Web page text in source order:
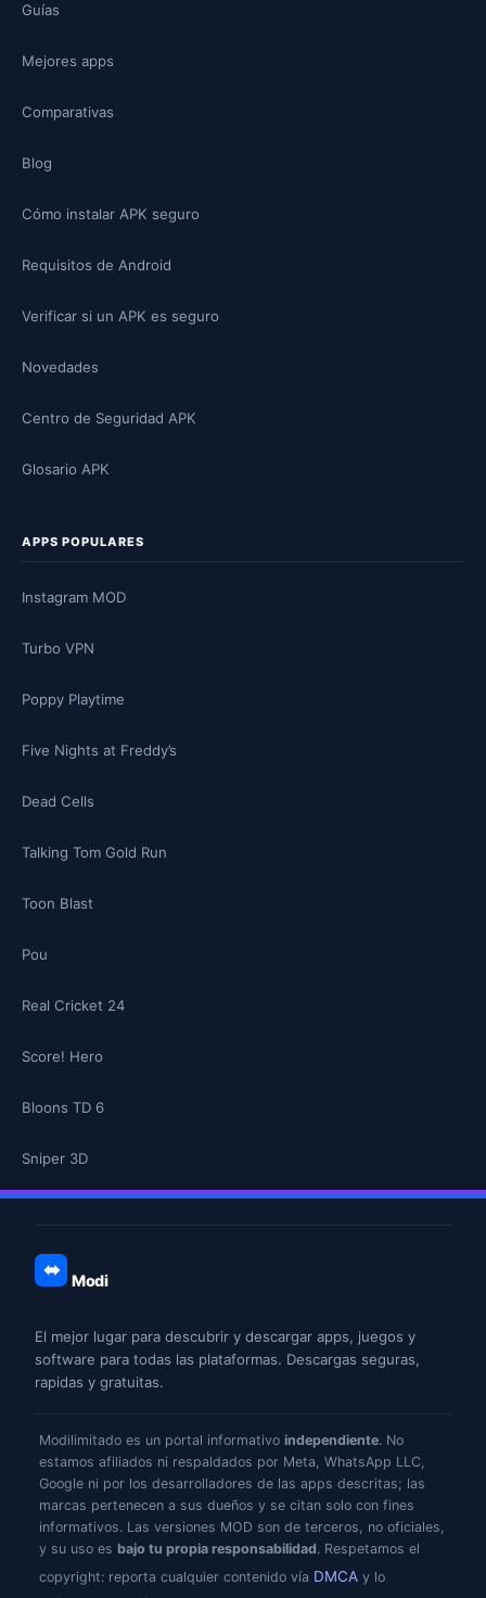
Guías
Mejores apps
Comparativas
Blog
Cómo instalar APK seguro
Requisitos de Android
Verificar si un APK es seguro
Novedades
Centro de Seguridad APK
Glosario APK
APPS POPULARES
Instagram MOD
Turbo VPN
Poppy Playtime
Five Nights at Freddy’s
Dead Cells
Talking Tom Gold Run
Toon Blast
Pou
Real Cricket 24
Score! Hero
Bloons TD 6
Sniper 3D
Modi
El mejor lugar para descubrir y descargar apps, juegos y
software para todas las plataformas. Descargas seguras,
rapidas y gratuitas.
Modilimitado es un portal informativo independiente. No
estamos afiliados ni respaldados por Meta, WhatsApp LLC,
Google ni por los desarrolladores de las apps descritas; las
marcas pertenecen a sus dueños y se citan solo con fines
informativos. Las versiones MOD son de terceros, no oficiales,
y su uso es bajo tu propia responsabilidad. Respetamos el
copyright: reporta cualquier contenido vía DMCA y lo